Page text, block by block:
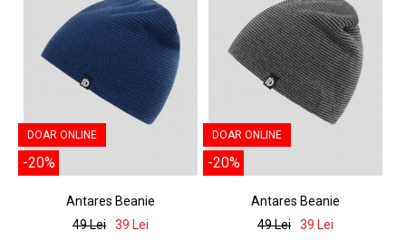
DOAR ONLINE
-20%
Antares Beanie
49 Lei
39 Lei
DOAR ONLINE
-20%
Antares Beanie
49 Lei
39 Lei